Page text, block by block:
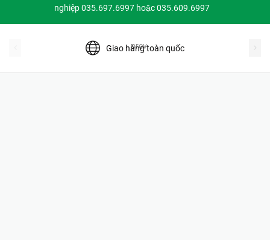
nghiệp 035.697.6997 hoặc 035.609.6997
Giao hàng toàn quốc
prev